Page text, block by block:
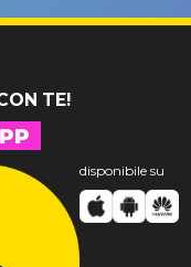
TE!
disponibile su